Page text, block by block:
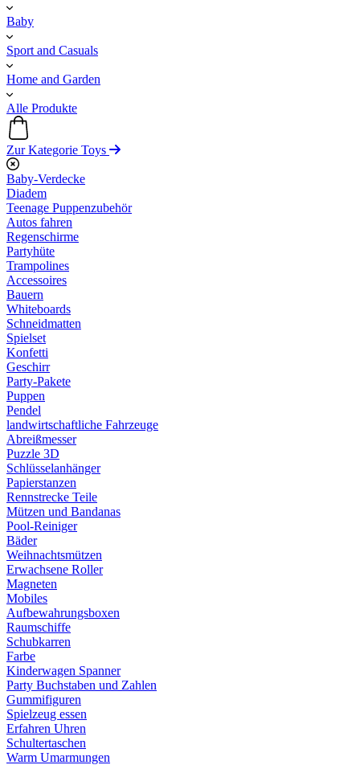
Baby
Sport and Casuals
Home and Garden
Alle Produkte
Zur Kategorie Toys
Baby-Verdecke
Diadem
Teenage Puppenzubehör
Autos fahren
Regenschirme
Partyhüte
Trampolines
Accessoires
Bauern
Whiteboards
Schneidmatten
Spielset
Konfetti
Geschirr
Party-Pakete
Puppen
Pendel
landwirtschaftliche Fahrzeuge
Abreißmesser
Puzzle 3D
Schlüsselanhänger
Papierstanzen
Rennstrecke Teile
Mützen und Bandanas
Pool-Reiniger
Bäder
Weihnachtsmützen
Erwachsene Roller
Magneten
Mobiles
Aufbewahrungsboxen
Raumschiffe
Schubkarren
Farbe
Kinderwagen Spanner
Party Buchstaben und Zahlen
Gummifiguren
Spielzeug essen
Erfahren Uhren
Schultertaschen
Warm Umarmungen